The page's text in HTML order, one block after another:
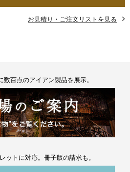
お見積り・ご注文リストを見る
数百点のアイアン製品を展示。
ットに対応。冊子版の請求も。